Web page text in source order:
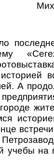
А
учебы на